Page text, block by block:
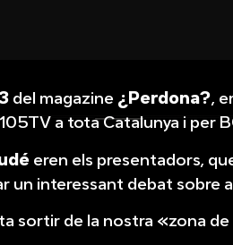
del magazine ¿Perdona?,
a tota Catalunya i per
eren els presentadors,
un interessant debat sobre
sortir de la nostra «zona